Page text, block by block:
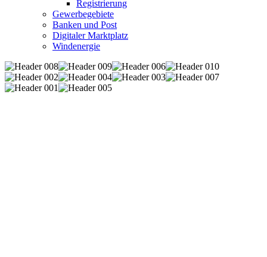
Registrierung
Gewerbegebiete
Banken und Post
Digitaler Marktplatz
Windenergie